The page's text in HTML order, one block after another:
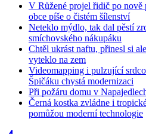
V Růžené projel řidič po nově
obce píše o čistém šílenství
Neteklo mýdlo, tak dal pěstí
smíchovského nákupáku
Chtěl ukrást naftu, přinesl si
vyteklo na zem
Videomapping i pulzující
Špičáku chystá modernizaci
Při požáru domu v
Černá kostka zvládne i
pomůžou moderní technologie